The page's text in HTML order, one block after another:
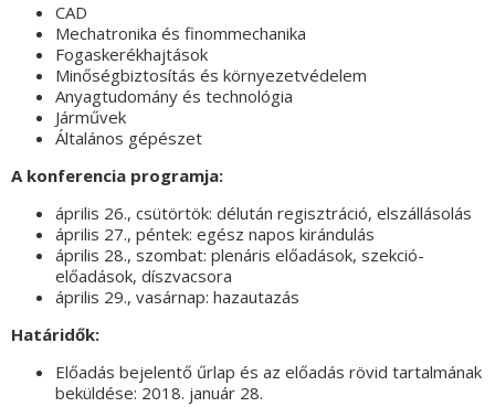
CAD
Mechatronika és finommechanika
Fogaskerékhajtások
Minőségbiztosítás és környezetvédelem
Anyagtudomány és technológia
Járművek
Általános gépészet
A konferencia programja:
április 26., csütörtök: délután regisztráció, elszállásolás
április 27., péntek: egész napos kirándulás
április 28., szombat: plenáris előadások, szekció-
előadások, díszvacsora
április 29., vasárnap: hazautazás
Határidők:
Előadás bejelentő űrlap és az előadás rövid tartalmának
beküldése: 2018. január 28.